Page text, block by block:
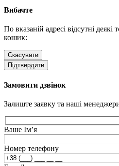
Вибачте
По вказаній адресі відсутні
кошик:
Скасувати
Підтвердити
Замовити дзвінок
Залиште заявку та наші
Ваше Ім’я
Номер телефону